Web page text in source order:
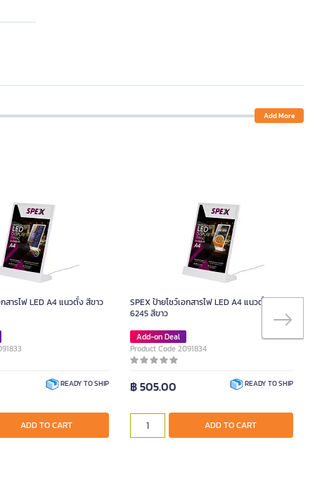
Add More
กสารไฟ LED A4 แนวตั้ง สีขาว
READY TO SHIP
ADD TO CART
SPEX ป้ายโชว์เอกสารไฟ LED A4 แนวตั้ง รุ่น
6245 สีขาว
Add-on Deal
Product Code 2091834
฿ 505.00 READY TO SHIP
ADD TO CART